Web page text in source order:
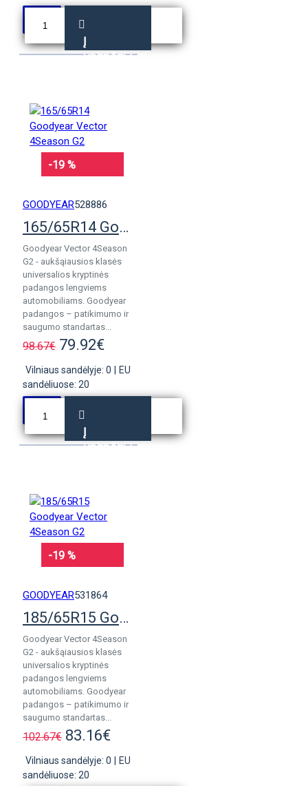
Į
KREPŠELĮ
-19 %
GOODYEAR528886
165/65R14 Goodyear Vector 4Season G2
Goodyear Vector 4Season
G2 - aukšąiausios klasės
universalios kryptinės
padangos lengviems
automobiliams. Goodyear
padangos – patikimumo ir
saugumo standartas...
98.67€ 79.92€
Vilniaus sandėlyje: 0
EU
sandėliuose: 20
Į
KREPŠELĮ
-19 %
GOODYEAR531864
185/65R15 Goodyear Vector 4Season G2
Goodyear Vector 4Season
G2 - aukšąiausios klasės
universalios kryptinės
padangos lengviems
automobiliams. Goodyear
padangos – patikimumo ir
saugumo standartas...
102.67€ 83.16€
Vilniaus sandėlyje: 0
EU
sandėliuose: 20